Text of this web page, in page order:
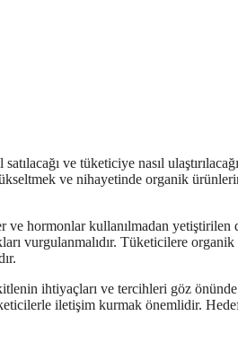
ve tüketiciye nasıl
ve nihayetinde organik ürünlerin
ve hormonlar kullanılmadan yetiştirilen
vurgulanmalıdır. Tüketicilere
ihtiyaçları ve tercihleri göz önünde
iletişim kurmak önemlidir.